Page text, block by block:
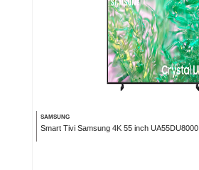
SAMSUNG
Smart Tivi Samsung 4K 55 inch UA55DU8000